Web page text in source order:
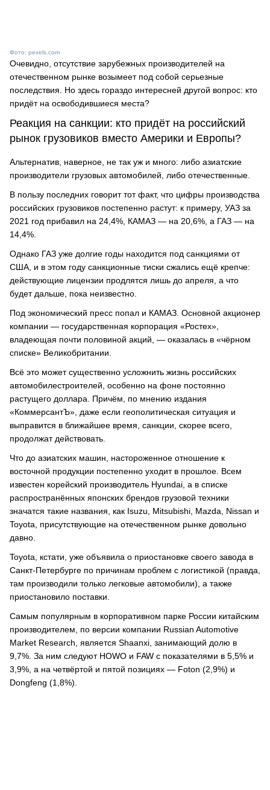
Фото: pexels.com
Очевидно, отсутствие зарубежных производителей на
отечественном рынке возымеет под собой серьезные
последствия. Но здесь гораздо интересней другой вопрос: кто
придёт на освободившиеся места?
Реакция на санкции: кто придёт на российский
рынок грузовиков вместо Америки и Европы?
Альтернатив, наверное, не так уж и много: либо азиатские
производители грузовых автомобилей, либо отечественные.
В пользу последних говорит тот факт, что цифры производства
российских грузовиков постепенно растут: к примеру, УАЗ за
2021 год прибавил на 24,4%, КАМАЗ — на 20,6%, а ГАЗ — на
14,4%.
Однако ГАЗ уже долгие годы находится под санкциями от
США, и в этом году санкционные тиски сжались ещё крепче:
действующие лицензии продлятся лишь до апреля, а что
будет дальше, пока неизвестно.
Под экономический пресс попал и КАМАЗ. Основной акционер
компании — государственная корпорация «Ростех»,
владеющая почти половиной акций, — оказалась в «чёрном
списке» Великобритании.
Всё это может существенно усложнить жизнь российских
автомобилестроителей, особенно на фоне постоянно
растущего доллара. Причём, по мнению издания
«КоммерсантЪ», даже если геополитическая ситуация и
выправится в ближайшее время, санкции, скорее всего,
продолжат действовать.
Что до азиатских машин, настороженное отношение к
восточной продукции постепенно уходит в прошлое. Всем
известен корейский производитель Hyundai, а в списке
распространённых японских брендов грузовой техники
значатся такие названия, как Isuzu, Mitsubishi, Mazda, Nissan и
Toyota, присутствующие на отечественном рынке довольно
давно.
Toyota, кстати, уже объявила о приостановке своего завода в
Санкт-Петербурге по причинам проблем с логистикой (правда,
там производили только легковые автомобили), а также
приостановило поставки.
Самым популярным в корпоративном парке России китайским
производителем, по версии компании Russian Automotive
Market Research, является Shaanxi, занимающий долю в
9,7%. За ним следуют HOWO и FAW с показателями в 5,5% и
3,9%, а на четвёртой и пятой позициях — Foton (2,9%) и
Dongfeng (1,8%).